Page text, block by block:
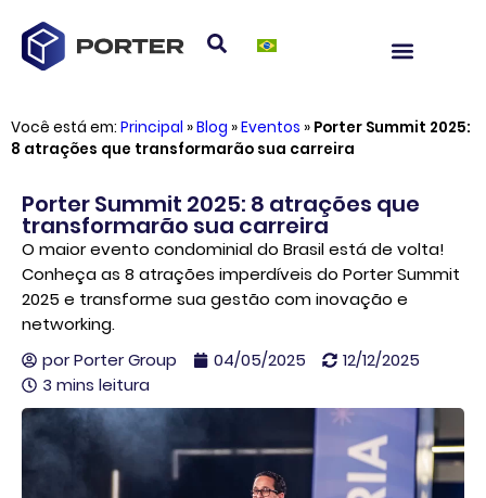
Você está em: Principal »Blog »Eventos » Porter Summit 2025:
8 atrações que transformarão sua carreira
Porter Summit 2025: 8 atrações que
transformarão sua carreira
O maior evento condominial do Brasil está de volta!
Conheça as 8 atrações imperdíveis do Porter Summit
2025 e transforme sua gestão com inovação e
networking.
porPorter Group 04/05/2025
12/12/2025
3 mins leitura